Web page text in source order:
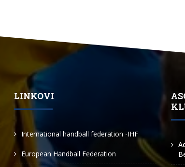
LINKOVI
International handball federation -IHF
European Handball Federation